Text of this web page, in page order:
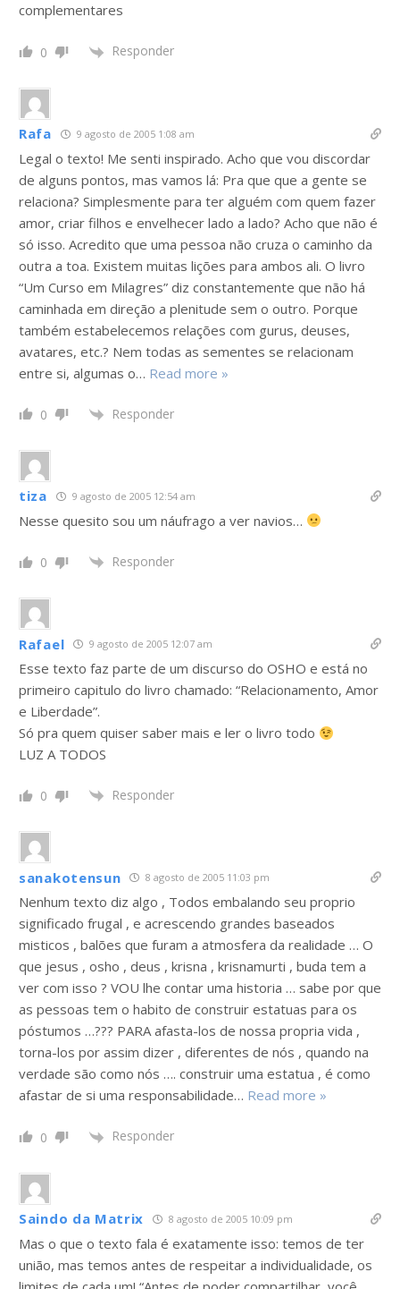
complementares
0 Responder
Rafa 9 agosto de 2005 1:08 am
Legal o texto! Me senti inspirado. Acho que vou discordar
de alguns pontos, mas vamos lá: Pra que que a gente se
relaciona? Simplesmente para ter alguém com quem fazer
amor, criar filhos e envelhecer lado a lado? Acho que não é
só isso. Acredito que uma pessoa não cruza o caminho da
outra a toa. Existem muitas lições para ambos ali. O livro
“Um Curso em Milagres” diz constantemente que não há
caminhada em direção a plenitude sem o outro. Porque
também estabelecemos relações com gurus, deuses,
avatares, etc.? Nem todas as sementes se relacionam
entre si, algumas o… Read more »
0 Responder
tiza 9 agosto de 2005 12:54 am
Nesse quesito sou um náufrago a ver navios…
0 Responder
Rafael 9 agosto de 2005 12:07 am
Esse texto faz parte de um discurso do OSHO e está no
primeiro capitulo do livro chamado: “Relacionamento, Amor
e Liberdade”.
Só pra quem quiser saber mais e ler o livro todo
LUZ A TODOS
0 Responder
sanakotensun 8 agosto de 2005 11:03 pm
Nenhum texto diz algo , Todos embalando seu proprio
significado frugal , e acrescendo grandes baseados
misticos , balões que furam a atmosfera da realidade … O
que jesus , osho , deus , krisna , krisnamurti , buda tem a
ver com isso ? VOU lhe contar uma historia … sabe por que
as pessoas tem o habito de construir estatuas para os
póstumos …??? PARA afasta-los de nossa propria vida ,
torna-los por assim dizer , diferentes de nós , quando na
verdade são como nós …. construir uma estatua , é como
afastar de si uma responsabilidade… Read more »
0 Responder
Saindo da Matrix 8 agosto de 2005 10:09 pm
Mas o que o texto fala é exatamente isso: temos de ter
união, mas temos antes de respeitar a individualidade, os